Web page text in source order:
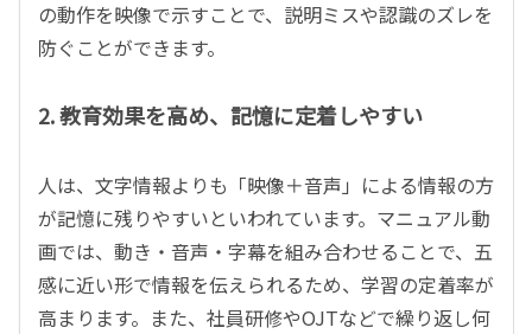
の動作を映像で示すことで、説明ミスや認識のズレを
防ぐことができます。
2. 教育効果を高め、記憶に定着しやすい
人は、文字情報よりも「映像＋音声」による情報の方
が記憶に残りやすいといわれています。マニュアル動
画では、動き・音声・字幕を組み合わせることで、五
感に近い形で情報を伝えられるため、学習の定着率が
高まります。また、社員研修やOJTなどで繰り返し何